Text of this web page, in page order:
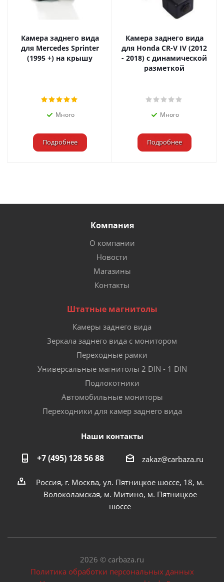
Камера заднего вида
для Mercedes Sprinter
(1995 +) на крышу
Много
Подробнее
Камера заднего вида
для Honda CR-V IV (2012
- 2018) с динамической
разметкой
Много
Подробнее
Компания
О компании
Новости
Магазины
Контакты
Штатные магнитолы
Камеры заднего вида
Зеркала заднего вида с монитором
Переходные рамки
Универсальные магнитолы 2 DIN - 1 DIN
Подлокотники
Автомобильные мониторы
Переходники для камер заднего вида
Наши контакты
+7 (495) 128 56 88 zakaz@carbaza.ru
Россия, г. Москва, ул. Пятницкое шоссе, 18, м.
Волоколамская, м. Митино, м. Пятницкое
шоссе
2026 © carbaza.ru
Политика обработки персональных данных